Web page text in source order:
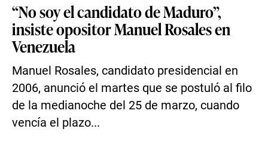
“No soy el candidato de Maduro”,
insiste opositor Manuel Rosales en
Venezuela
Manuel Rosales, candidato presidencial en
2006, anunció el martes que se postuló al filo
de la medianoche del 25 de marzo, cuando
vencía el plazo...